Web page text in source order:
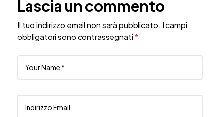
Lascia un commento
Il tuo indirizzo email non sarà pubblicato. I campi
obbligatori sono contrassegnati*